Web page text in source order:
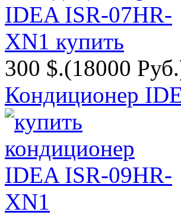
300 $.(18000
Кондиционер